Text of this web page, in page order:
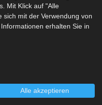
Mit Klick auf "Alle
sich mit der Verwendung von
erhalten Sie in
Alle akzeptieren